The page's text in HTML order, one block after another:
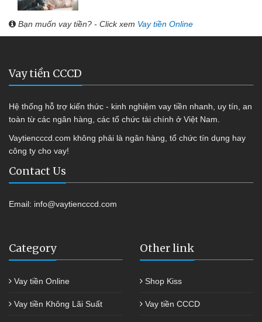
Bạn muốn vay tiền? - Click xem Vay tiền Online
Vay tiền CCCD
Hệ thống hỗ trợ kiến thức - kinh nghiệm vay tiền nhanh, uy tín, an
toàn từ các ngân hàng, các tổ chức tài chính ở Việt Nam.
Vaytiencccd.com không phải là ngân hàng, tổ chức tín dụng hay
công ty cho vay!
Contact Us
Email: info@vaytiencccd.com
Category
Vay tiền Online
Vay tiền Không Lãi Suất
Other link
Shop Kiss
Vay tiền CCCD